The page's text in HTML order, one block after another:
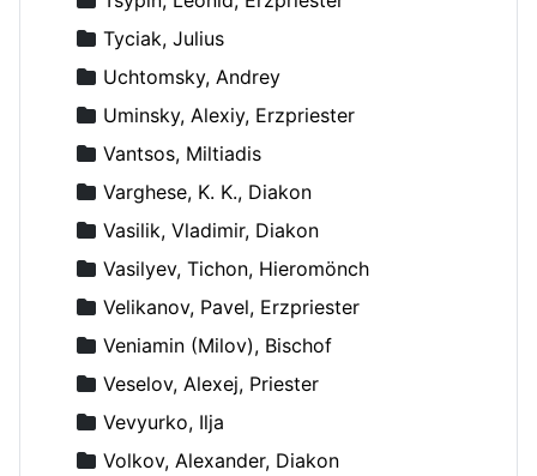
Tyciak, Julius
Uchtomsky, Andrey
Uminsky, Alexiy, Erzpriester
Vantsos, Miltiadis
Varghese, K. K., Diakon
Vasilik, Vladimir, Diakon
Vasilyev, Tichon, Hieromönch
Velikanov, Pavel, Erzpriester
Veniamin (Milov), Bischof
Veselov, Alexej, Priester
Vevyurko, Ilja
Volkov, Alexander, Diakon